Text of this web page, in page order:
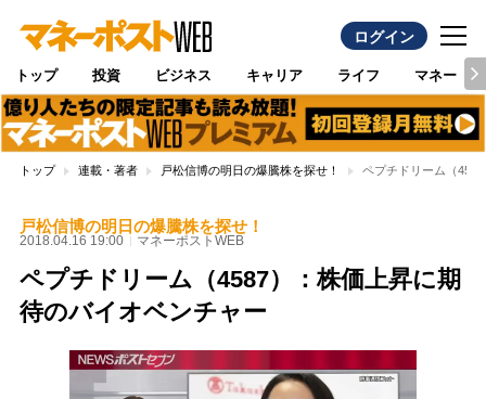
ログイン
トップ 投資 ビジネス キャリア ライフ マネー
トップ 連載・著者 戸松信博の明日の爆騰株を探せ！ ペプチドリーム（
戸松信博の明日の爆騰株を探せ！
2018.04.16 19:00 マネーポストWEB
ペプチドリーム（4587）：株価上昇に期
待のバイオベンチャー